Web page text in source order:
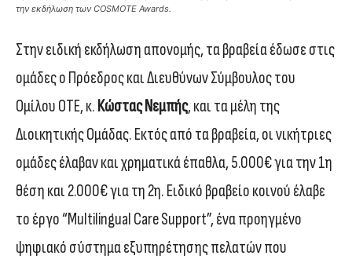
την εκδήλωση των COSMOTE Awards.
Στην ειδική εκδήλωση απονομής, τα βραβεία έδωσε στις
ομάδες ο Πρόεδρος και Διευθύνων Σύμβουλος του
Ομίλου ΟΤΕ, κ. Κώστας Νεμπής, και τα μέλη της
Διοικητικής Ομάδας. Εκτός από τα βραβεία, οι νικήτριες
ομάδες έλαβαν και χρηματικά έπαθλα, 5.000€ για την 1η
θέση και 2.000€ για τη 2η. Ειδικό βραβείο κοινού έλαβε
το έργο “Multilingual Care Support”, ένα προηγμένο
ψηφιακό σύστημα εξυπηρέτησης πελατών που